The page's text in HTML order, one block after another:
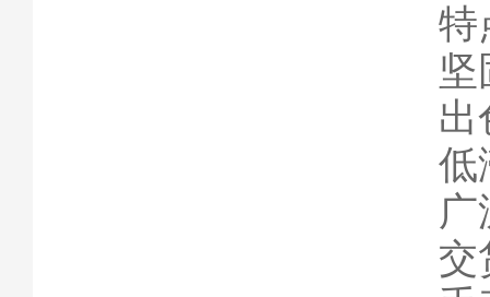
特
坚
出
低
交